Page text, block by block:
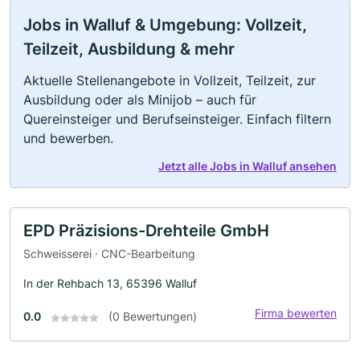
Jobs in Walluf & Umgebung: Vollzeit,
Teilzeit, Ausbildung & mehr
Aktuelle Stellenangebote in Vollzeit, Teilzeit, zur
Ausbildung oder als Minijob – auch für
Quereinsteiger und Berufseinsteiger. Einfach filtern
und bewerben.
Jetzt alle Jobs in Walluf ansehen
EPD Präzisions-Drehteile GmbH
Schweisserei · CNC-Bearbeitung
In der Rehbach 13, 65396 Walluf
0.0 (0 Bewertungen) Firma bewerten